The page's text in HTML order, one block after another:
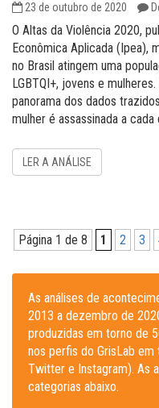
23 de outubro de 2020
O Altas da Violência 2020,
Econômica Aplicada (Ipea),
no Brasil atingem uma
LGBTQI+, jovens e
panorama dos dados
mulher é assassinada a
LER A ANÁLISE
Página 1 de 8 1 2 3
As análises de
2013 a dezembro de
produzidas em torno de
nos perfis do GrisLab
Twitter e Instagram). As
categorias abaixo.